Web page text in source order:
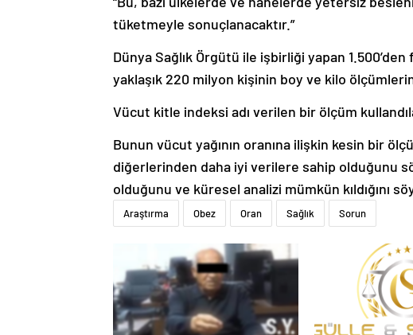
tüketmeyle sonuçlanacaktır.”
Dünya Sağlık Örgütü ile işbirliği yapan
yaklaşık 220 milyon kişinin boy ve kilo
Vücut kitle indeksi adı verilen bir ölçüm
Bunun vücut yağının oranına ilişkin kesin bir
diğerlerinden daha iyi verilere sahip olduğunu
olduğunu ve küresel analizi mümkün kıldığını
Araştırma Obez Oran Sağlık Sorun